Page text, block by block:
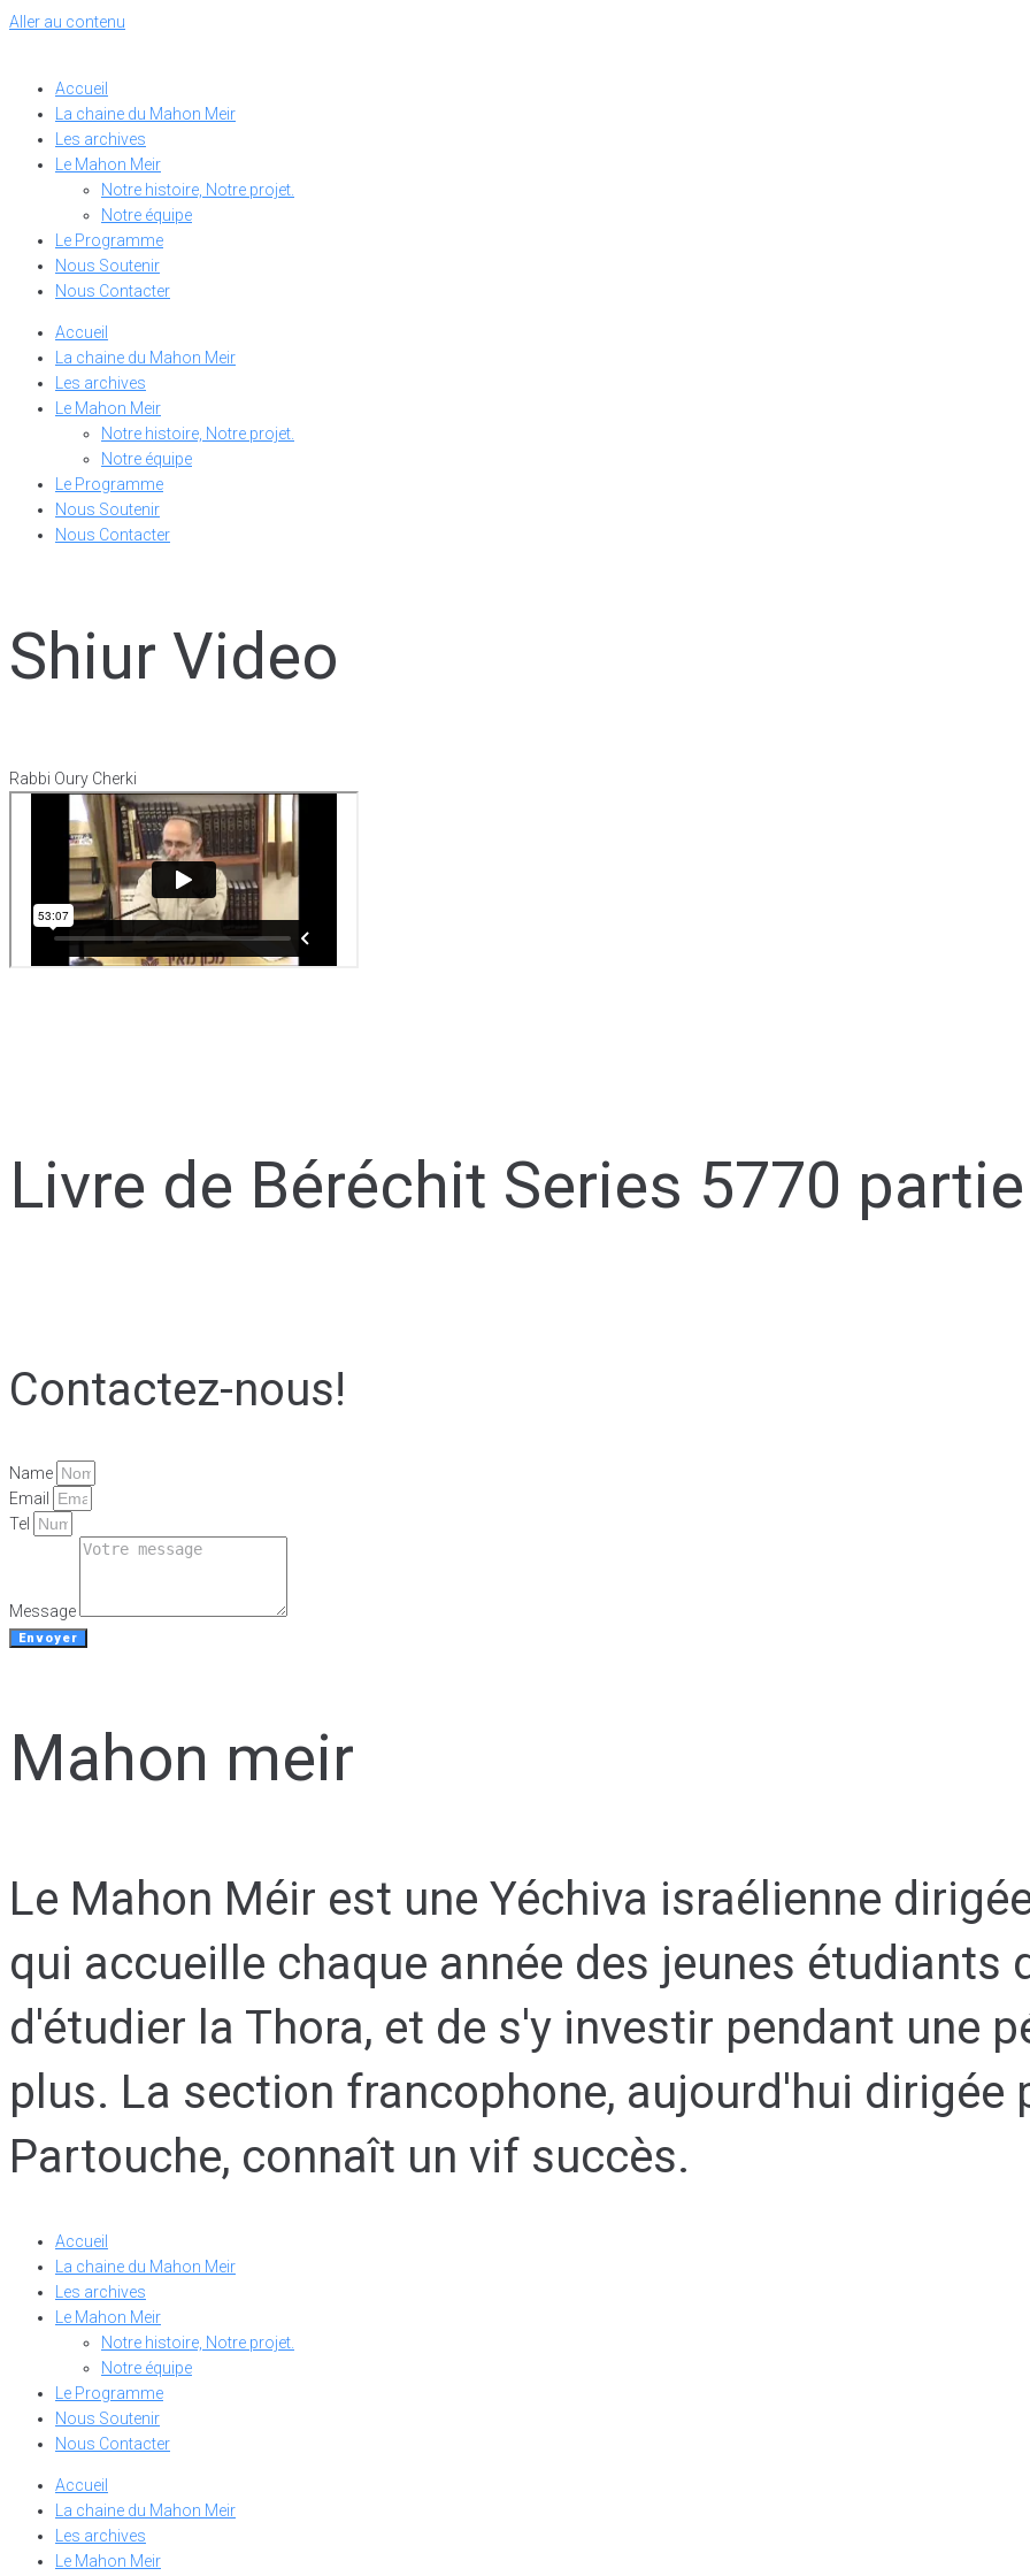
Aller au contenu
Accueil
La chaine du Mahon Meir
Les archives
Le Mahon Meir
Notre histoire, Notre projet.
Notre équipe
Le Programme
Nous Soutenir
Nous Contacter
Accueil
La chaine du Mahon Meir
Les archives
Le Mahon Meir
Notre histoire, Notre projet.
Notre équipe
Le Programme
Nous Soutenir
Nous Contacter
Shiur Video
Rabbi Oury Cherki
Livre de Béréchit Series 5770
Contactez-nous!
Name
Email
Tel
Message
Envoyer
Mahon meir
Le Mahon Méir est une Yéchiva israélienne
qui accueille chaque année des jeunes étudiants
d'étudier la Thora, et de s'y investir pendant une
plus. La section francophone, aujourd'hui dirigée
Partouche, connaît un vif succès.
Accueil
La chaine du Mahon Meir
Les archives
Le Mahon Meir
Notre histoire, Notre projet.
Notre équipe
Le Programme
Nous Soutenir
Nous Contacter
Accueil
La chaine du Mahon Meir
Les archives
Le Mahon Meir